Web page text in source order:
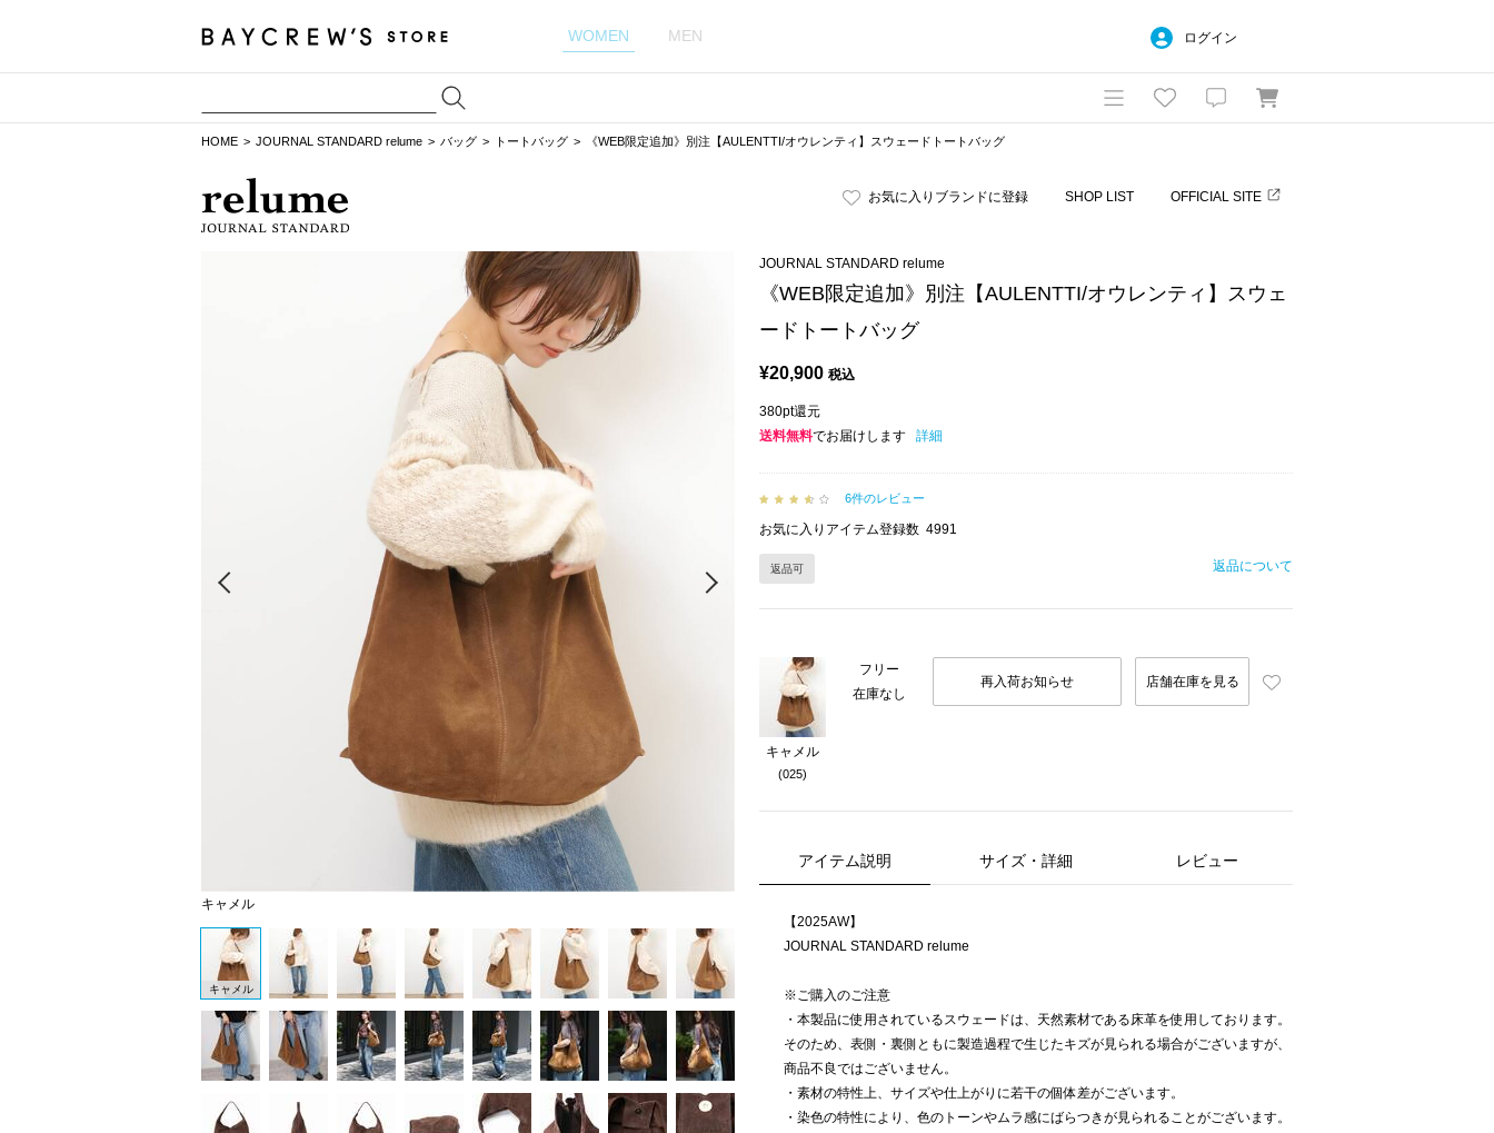
WOMEN MEN ログイン
HOME JOURNAL STANDARD relume バッグ トートバッグ 《WEB限定追加》別注【AULENTTI/オウレンティ】スウェードトートバッグ
お気に入りブランドに登録 SHOP LIST OFFICIAL SITE
キャメル
キャメル
JOURNAL STANDARD relume
《WEB限定追加》別注【AULENTTI/オウレンティ】スウェ
ードトートバッグ
¥20,900 税込
380pt還元
送料無料でお届けします 詳細
6件のレビュー
お気に入りアイテム登録数 4991
返品可 返品について
キャメル
(025)
フリー
在庫なし
再入荷お知らせ 店舗在庫を見る
アイテム説明 サイズ・詳細 レビュー
【2025AW】
JOURNAL STANDARD relume
※ご購入のご注意
・本製品に使用されているスウェードは、天然素材である床革を使用しております。
そのため、表側・裏側ともに製造過程で生じたキズが見られる場合がございますが、
商品不良ではございません。
・素材の特性上、サイズや仕上がりに若干の個体差がございます。
・染色の特性により、色のトーンやムラ感にばらつきが見られることがございます。